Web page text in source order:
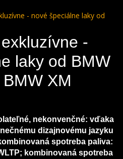
- nové špeciálne laky od
-
laky od BMW
XM
nekonvenčné: vďaka
dizajnovému jazyku
spotreba paliva:
kombinovaná spotreba